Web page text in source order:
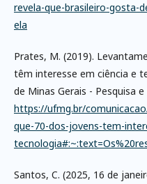
revela-que-brasileiro-gosta-
ela
Prates, M. (2019).
têm interesse em ciência e
de Minas Gerais - Pesquisa
https://ufmg.br/
que-70-dos-jovens-tem-
Santos, C. (2025, 16 de